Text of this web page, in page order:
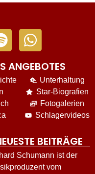
ANGEBOTES
Unterhaltung
Star-Biografien
Fotogalerien
Schlagervideos
BEITRÄGE
Schumann ist der
vom